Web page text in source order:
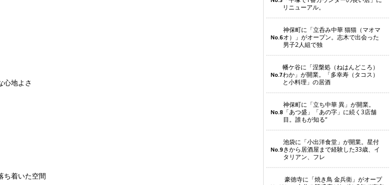
心地よさ
ち着いた空間
リニューアル。
No.6
神保町に「立呑み中華 猫猫（マオマ
オ）」がオープン。志木で出会った
男子2人組で独
No.7
幡ケ谷に「涅槃処（ねはんどころ）
わか」が開業。「多幸寿（タコス）
と小料理」の居酒
No.8
神保町に「立ち中華 異」が開業。
「あつ盛」「あの字」に続く3店舗
目。誰もが知る“
No.9
池袋に「小出洋食堂」が開業。星付
きから居酒屋まで経験した33歳、イ
タリアン、フレ
豪徳寺に「焼き鳥 金兵衛」がオープ